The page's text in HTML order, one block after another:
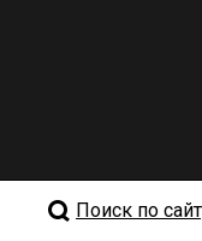
Поиск по